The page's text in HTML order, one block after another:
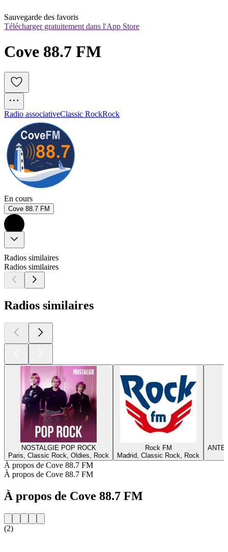
Sauvegarde des favoris
Télécharger gratuitement dans l'App Store
Cove 88.7 FM
Radio associativeClassic RockRock
En cours
Cove 88.7 FM
Radios similaires
Radios similaires
Radios similaires
NOSTALGIE POP ROCK
Paris, Classic Rock, Oldies, Rock
Rock FM
Madrid, Classic Rock, Rock
À propos de Cove 88.7 FM
À propos de Cove 88.7 FM
À propos de Cove 88.7 FM
(2)